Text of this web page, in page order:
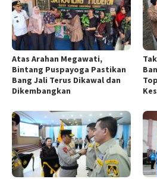
Atas Arahan Megawati,
Bintang Puspayoga Pastikan
Bang Jali Terus Dikawal dan
Dikembangkan